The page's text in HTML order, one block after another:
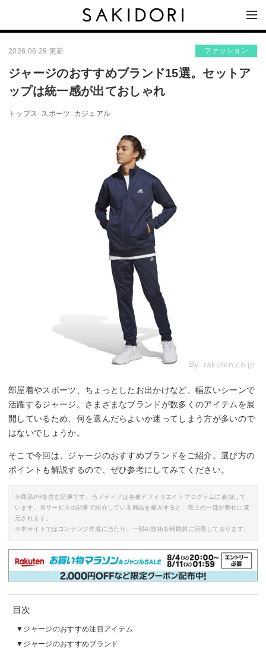
2026.06.29 更新 ファッション
ジャージのおすすめブランド15選。セットア
ップは統一感が出ておしゃれ
トップス スポーツ カジュアル
By: rakuten.co.jp
部屋着やスポーツ、ちょっとしたお出かけなど、幅広いシーンで
活躍するジャージ。さまざまなブランドが数多くのアイテムを展
開しているため、何を選んだらよいか迷ってしまう方が多いので
はないでしょうか。
そこで今回は、ジャージのおすすめブランドをご紹介。選び方の
ポイントも解説するので、ぜひ参考にしてみてください。
※商品PRを含む記事です。当メディアは各種アフィリエイトプログラムに参加して
います。当サービスの記事で紹介している商品を購入すると、売上の一部が弊社に還
元されます。
※本サイトではコンテンツ作成に当たり、一部AI技術を補助的に活用しております。
目次
ジャージのおすすめ注目アイテム
ジャージのおすすめブランド